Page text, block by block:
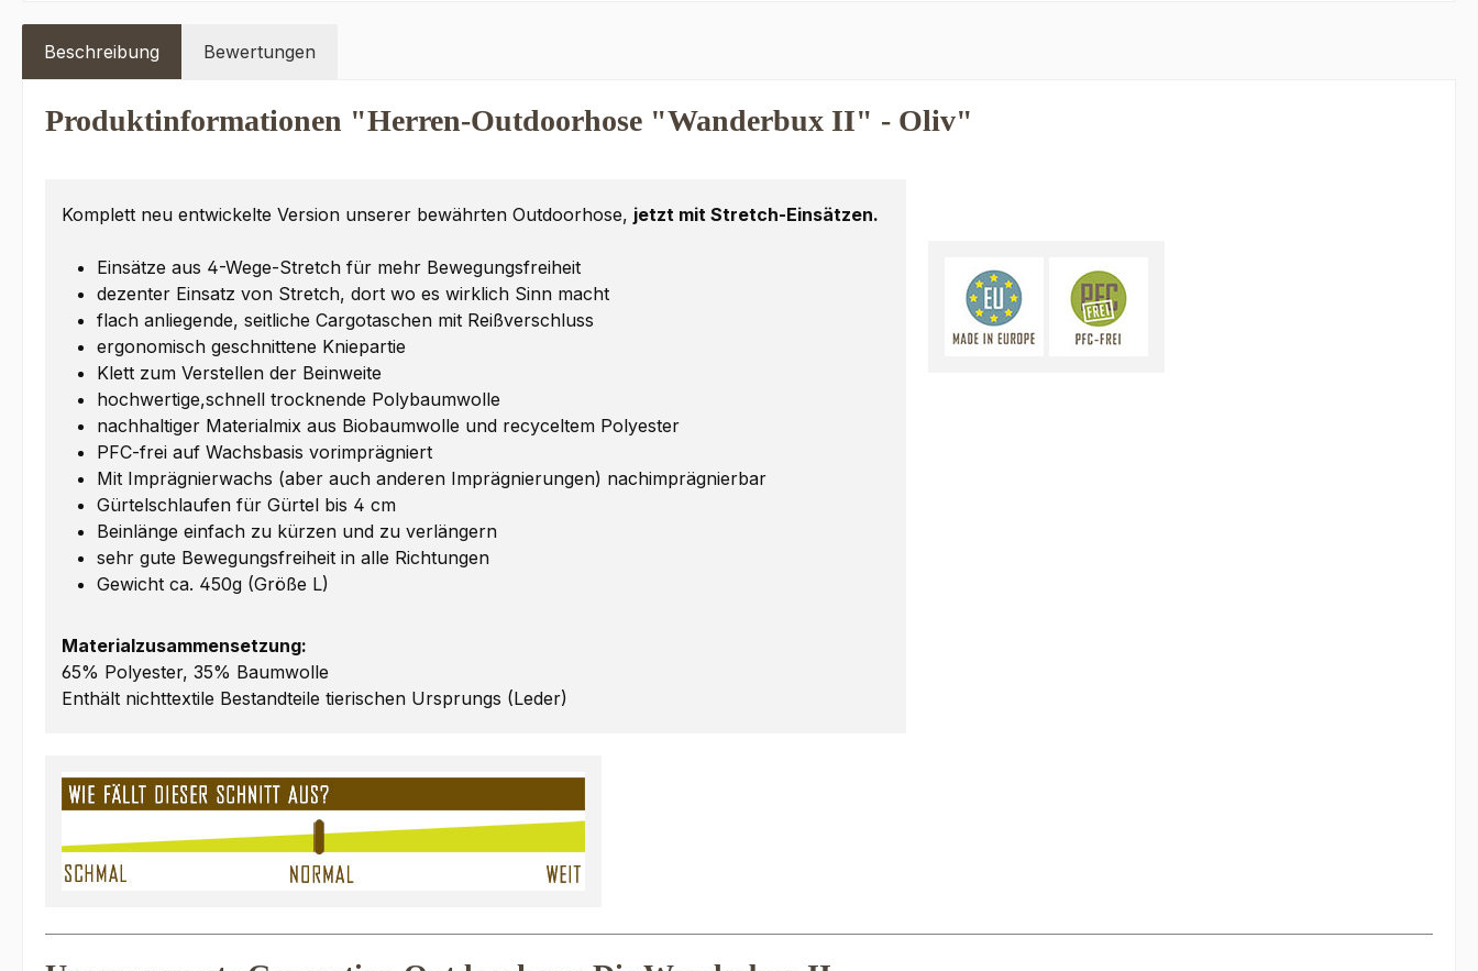
Beschreibung Bewertungen
Produktinformationen "Herren-Outdoorhose "Wanderbux II" - Oliv"
Komplett neu entwickelte Version unserer bewährten Outdoorhose, jetzt mit Stretch-Einsätzen.
Einsätze aus 4-Wege-Stretch für mehr Bewegungsfreiheit
dezenter Einsatz von Stretch, dort wo es wirklich Sinn macht
flach anliegende, seitliche Cargotaschen mit Reißverschluss
ergonomisch geschnittene Kniepartie
Klett zum Verstellen der Beinweite
hochwertige,schnell trocknende Polybaumwolle
nachhaltiger Materialmix aus Biobaumwolle und recyceltem Polyester
PFC-frei auf Wachsbasis vorimprägniert
Mit Imprägnierwachs (aber auch anderen Imprägnierungen) nachimprägnierbar
Gürtelschlaufen für Gürtel bis 4 cm
Beinlänge einfach zu kürzen und zu verlängern
sehr gute Bewegungsfreiheit in alle Richtungen
Gewicht ca. 450g (Größe L)
Materialzusammensetzung:
65% Polyester, 35% Baumwolle
Enthält nichttextile Bestandteile tierischen Ursprungs (Leder)